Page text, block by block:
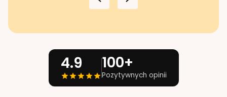
4.9 100+
Pozytywnych opinii